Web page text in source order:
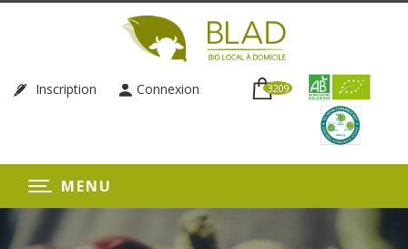
Inscription Connexion 3209
MENU